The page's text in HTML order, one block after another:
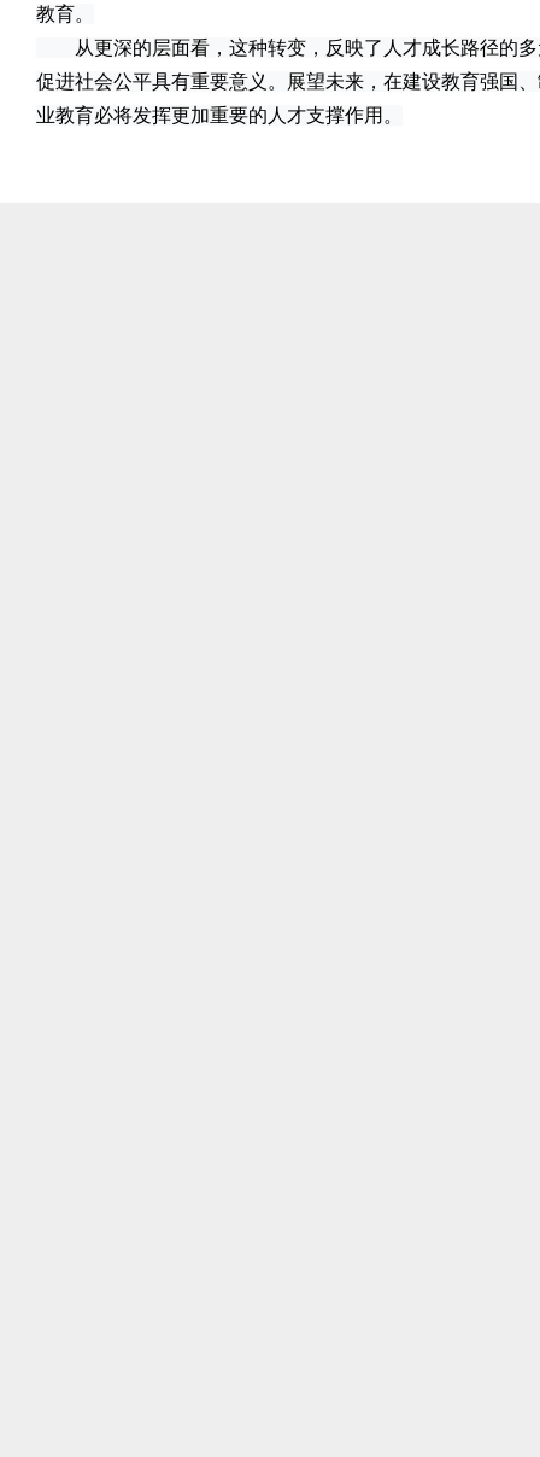
教育。
从更深的层面看，这种转变，反映了人才成长路径的多
促进社会公平具有重要意义。展望未来，在建设教育强国
业教育必将发挥更加重要的人才支撑作用。